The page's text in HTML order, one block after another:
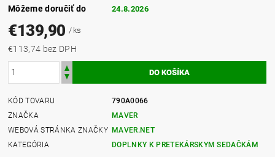
Môžeme doručiť do
24.8.2026
€139,90/ ks
€113,74 bez DPH
KÓD TOVARU
790A0066
ZNAČKA
MAVER
WEBOVÁ STRÁNKA ZNAČKY MAVER.NET
KATEGÓRIA
DOPLNKY K PRETEKÁRSKYM SEDAČKÁM